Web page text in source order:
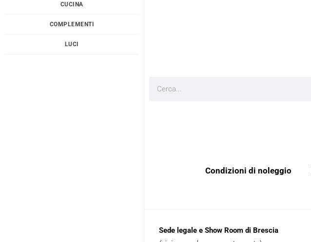
CUCINA
COMPLEMENTI
LUCI
Cerca
Condizioni di noleggio
Sede legale e Show Room di Brescia